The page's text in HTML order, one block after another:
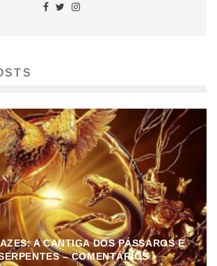
A CANTIGA DOS PÁSSAROS E
– COMENTÁRIOS